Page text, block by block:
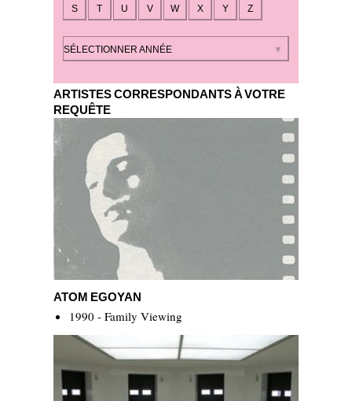
S T U V W X Y Z
SÉLECTIONNER ANNÉE
ARTISTES CORRESPONDANTS À VOTRE
REQUÊTE
ATOM EGOYAN
1990 - Family Viewing